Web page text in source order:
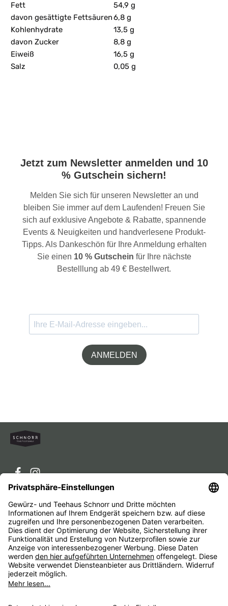
Fett
54,9 g
davon gesättigte Fettsäuren6,8 g
Kohlenhydrate
13,5 g
davon Zucker
8,8 g
Eiweiß
16,5 g
Salz
0,05 g
Jetzt zum Newsletter anmelden und 10
% Gutschein sichern!
Melden Sie sich für unseren Newsletter an und
bleiben Sie immer auf dem Laufenden! Freuen Sie
sich auf exklusive Angebote & Rabatte, spannende
Events & Neuigkeiten und handverlesene Produkt-
Tipps. Als Dankeschön für Ihre Anmeldung erhalten
Sie einen 10 % Gutschein für Ihre nächste
Bestelllung ab 49 € Bestellwert.
ANMELDEN
Service-Hotline
Service
Unternehmen
Alle Preise inkl. gesetzl. Mehrwertsteuer zzgl.